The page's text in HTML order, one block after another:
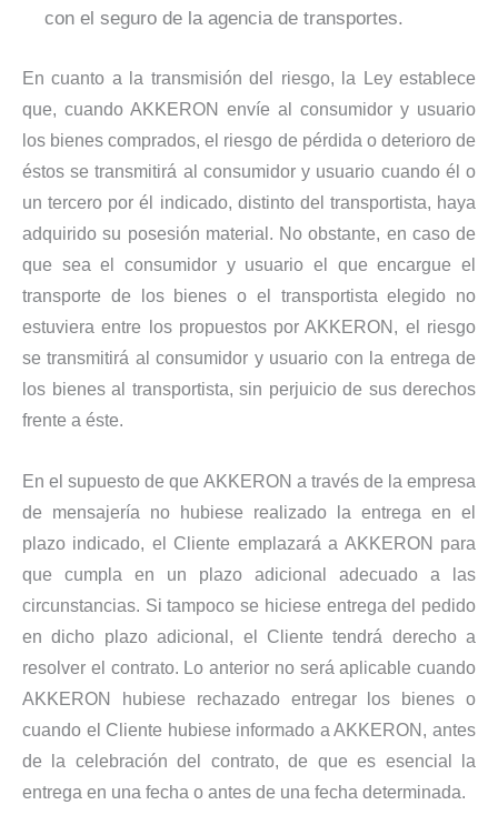
con el seguro de la agencia de transportes.
En cuanto a la transmisión del riesgo, la Ley establece
que, cuando AKKERON envíe al consumidor y usuario
los bienes comprados, el riesgo de pérdida o deterioro de
éstos se transmitirá al consumidor y usuario cuando él o
un tercero por él indicado, distinto del transportista, haya
adquirido su posesión material. No obstante, en caso de
que sea el consumidor y usuario el que encargue el
transporte de los bienes o el transportista elegido no
estuviera entre los propuestos por AKKERON, el riesgo
se transmitirá al consumidor y usuario con la entrega de
los bienes al transportista, sin perjuicio de sus derechos
frente a éste.
En el supuesto de que AKKERON a través de la empresa
de mensajería no hubiese realizado la entrega en el
plazo indicado, el Cliente emplazará a AKKERON para
que cumpla en un plazo adicional adecuado a las
circunstancias. Si tampoco se hiciese entrega del pedido
en dicho plazo adicional, el Cliente tendrá derecho a
resolver el contrato. Lo anterior no será aplicable cuando
AKKERON hubiese rechazado entregar los bienes o
cuando el Cliente hubiese informado a AKKERON, antes
de la celebración del contrato, de que es esencial la
entrega en una fecha o antes de una fecha determinada.